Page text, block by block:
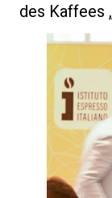
des Kaffees